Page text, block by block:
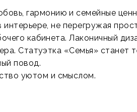
гармонию и семейные
не перегружая
кабинета. Лаконичный
Статуэтка «Семья» станет
повод.
уютом и смыслом.